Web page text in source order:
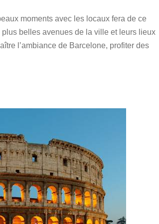
moments avec les locaux fera de ce
belles avenues de la ville et leurs lieux
l’ambiance de Barcelone, profiter des